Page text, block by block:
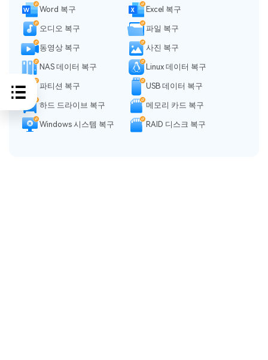
Word 복구 Excel 복구
오디오 복구 파일 복구
동영상 복구 사진 복구
NAS 데이터 복구 Linux 데이터 복구
파티션 복구 USB 데이터 복구
하드 드라이브 복구 메모리 카드 복구
Windows 시스템 복구 RAID 디스크 복구